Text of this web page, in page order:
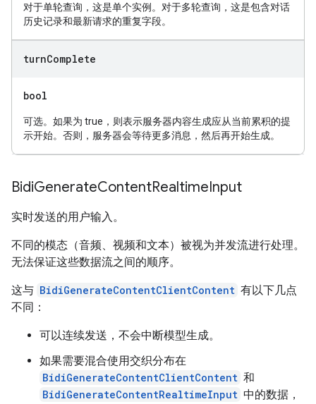
对于单轮查询，这是单个实例。对于多轮查询，这是包含对话
历史记录和最新请求的重复字段。
turnComplete
bool
可选。如果为 true，则表示服务器内容生成应从当前累积的提
示开始。否则，服务器会等待更多消息，然后再开始生成。
BidiGenerateContentRealtimeInput
实时发送的用户输入。
不同的模态（音频、视频和文本）被视为并发流进行处理。
无法保证这些数据流之间的顺序。
这与 BidiGenerateContentClientContent 有以下几点
不同：
可以连续发送，不会中断模型生成。
如果需要混合使用交织分布在
BidiGenerateContentClientContent 和
BidiGenerateContentRealtimeInput 中的数据，